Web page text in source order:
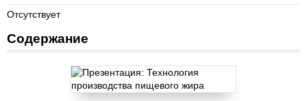
Отсутствует
Содержание